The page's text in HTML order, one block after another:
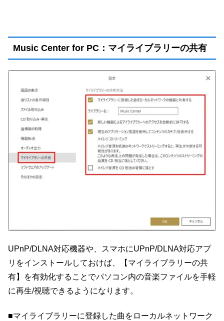
Music Center for PC：マイライブラリーの共有
UPnP/DLNA対応機器や、スマホにUPnP/DLNA対応アプ
リをインストールしておけば、【マイライブラリーの共
有】を有効化することでパソコン内の音楽ファイルを手軽
に再生/視聴できるようになります。
■マイライブラリーに登録した曲をローカルネットワーク